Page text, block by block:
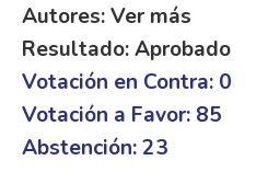
Autores: Ver más
Resultado: Aprobado
Votación en Contra: 0
Votación a Favor: 85
Abstención: 23